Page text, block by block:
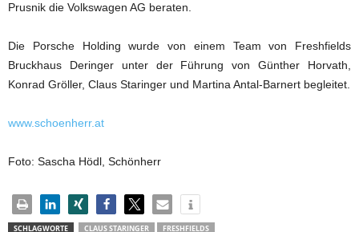
Prusnik die Volkswagen AG beraten.
Die Porsche Holding wurde von einem Team von Freshfields
Bruckhaus Deringer unter der Führung von Günther Horvath,
Konrad Gröller, Claus Staringer und Martina Antal-Barnert begleitet.
www.schoenherr.at
Foto: Sascha Hödl, Schönherr
SCHLAGWORTE CLAUS STARINGER
FRESHFIELDS